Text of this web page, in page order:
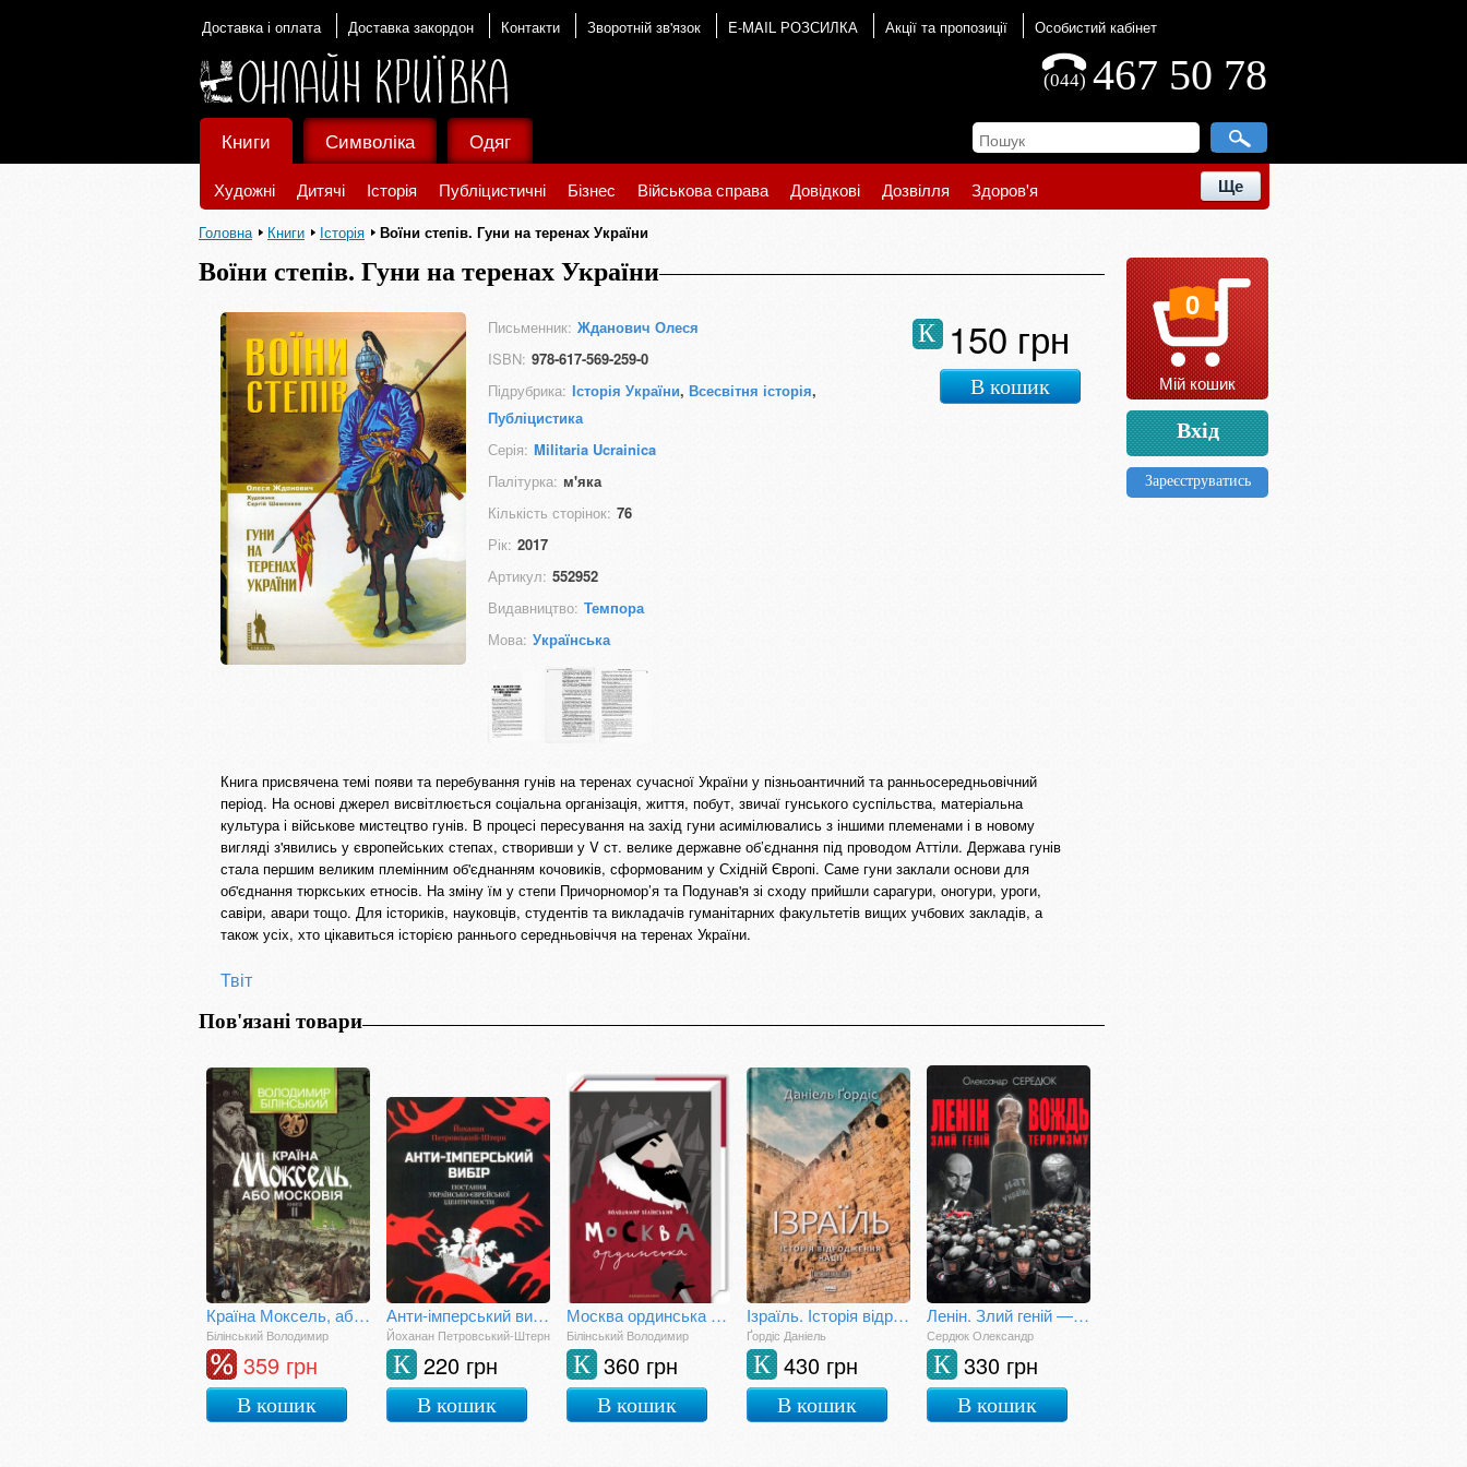
Доставка і оплата Доставка закордон Контакти Зворотній зв'язок E-MAIL РОЗСИЛКА Акції та пропозиції Особистий кабінет
467 50 78
(044)
Книги
Художні Дитячі Історія Публіцистичні Бізнес Військова справа Довідкові Дозвілля Здоров'я Ще
Символіка Одяг
Головна Книги Історія Воїни степів. Гуни на теренах України
Воїни степів. Гуни на теренах України
Письменник: Жданович Олеся
ISBN: 978-617-569-259-0
Підрубрика: Історія України, Всесвітня історія,
Публіцистика
Серія: Militaria Ucrainica
Палітурка: м'яка
Кількість сторінок: 76
Рік: 2017
Артикул: 552952
Видавництво: Темпора
Мова: Українська
150 грн
К
В кошик
Книга присвячена темі появи та перебування гунів на теренах сучасної України у пізньоантичний та ранньосередньовічний
період. На основі джерел висвітлюється соціальна організація, життя, побут, звичаї гунського суспільства, матеріальна
культура і військове мистецтво гунів. В процесі пересування на захід гуни асимілювались з іншими племенами і в новому
вигляді з'явились у європейських степах, створивши у V ст. велике державне об’єднання під проводом Аттіли. Держава гунів
стала першим великим племінним об'єднанням кочовиків, сформованим у Східній Європі. Саме гуни заклали основи для
об'єднання тюркських етносів. На зміну їм у степи Причорномор’я та Подунав'я зі сходу прийшли сарагури, оногури, уроги,
савіри, авари тощо. Для істориків, науковців, студентів та викладачів гуманітарних факультетів вищих учбових закладів, а
також усіх, хто цікавиться історією раннього середньовіччя на теренах України.
Твіт
Пов'язані товари
Країна Моксель, або Московія. Книга друга
Білінський Володимир
359 грн
В кошик
Анти-імперський вибір: постання українсько-єврейської ідентичности
Йоханан Петровський-Штерн
220 грн
К
В кошик
Москва ординська (XIII—XVI століття)
Білінський Володимир
360 грн
К
В кошик
Ізраїль. Історія відродження нації
Ґордіс Даніель
430 грн
К
В кошик
Ленін. Злий геній — вождь тероризму: Науково-історичне дослідження
Сердюк Олександр
330 грн
К
В кошик
0
Мій кошик
Вхід
Зареєструватись